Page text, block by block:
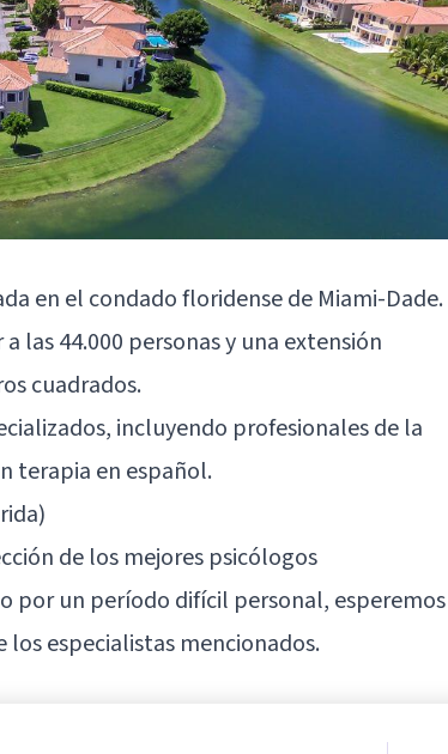
en el condado floridense de Miami-Dade.
las 44.000 personas y una extensión
cuadrados.
incluyendo profesionales de la
terapia en español.
de los mejores psicólogos
por un período difícil personal, esperemos
especialistas mencionados.